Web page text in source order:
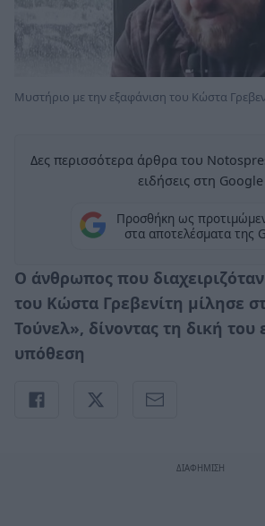
Μυστήριο με την εξαφάνιση του Κώστα
Δες περισσότερα άρθρα του
ειδήσεις στη Google
Προσθήκη ως
στα αποτελέσματα της
Ο άνθρωπος που
του Κώστα Γρεβενίτη μίλησε
Τούνελ», δίνοντας τη δική του
υπόθεση